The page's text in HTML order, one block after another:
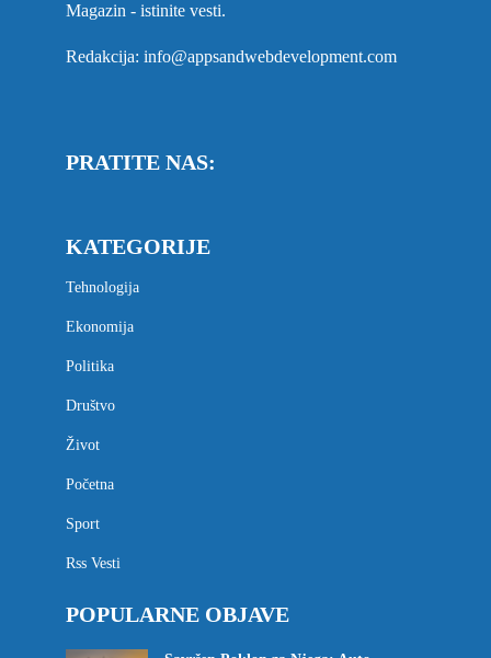
Magazin - istinite vesti.
Redakcija: info@appsandwebdevelopment.com
PRATITE NAS:
KATEGORIJE
Tehnologija
Ekonomija
Politika
Društvo
Život
Početna
Sport
Rss Vesti
POPULARNE OBJAVE